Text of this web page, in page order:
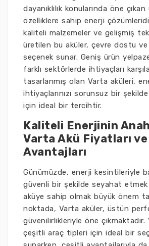
dayanıklılık konularında öne
özelliklere sahip enerji
kaliteli malzemeler ve gelişmiş
üretilen bu aküler, çevre dostu
seçenek sunar. Geniş ürün
farklı sektörlerde ihtiyaçları
tasarlanmış olan Varta aküleri,
ihtiyaçlarınızı sorunsuz bir şekilde
için ideal bir tercihtir.
Kaliteli Enerjinin
Varta Akü Fiyatları ve
Avantajları
Günümüzde, enerji kesintileriyle
güvenli bir şekilde seyahat
aküye sahip olmak büyük önem
noktada, Varta aküler, üstün
güvenilirlikleriyle öne çıkmaktadır.
çeşitli araç tipleri için ideal bir